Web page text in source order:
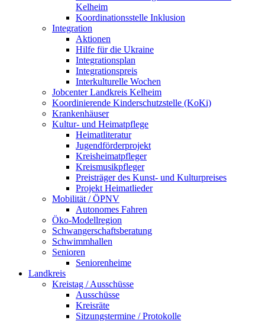
Kelheim
Koordinationsstelle Inklusion
Integration
Aktionen
Hilfe für die Ukraine
Integrationsplan
Integrationspreis
Interkulturelle Wochen
Jobcenter Landkreis Kelheim
Koordinierende Kinderschutzstelle (KoKi)
Krankenhäuser
Kultur- und Heimatpflege
Heimatliteratur
Jugendförderprojekt
Kreisheimatpfleger
Kreismusikpfleger
Preisträger des Kunst- und Kulturpreises
Projekt Heimatlieder
Mobilität / ÖPNV
Autonomes Fahren
Öko-Modellregion
Schwangerschaftsberatung
Schwimmhallen
Senioren
Seniorenheime
Landkreis
Kreistag / Ausschüsse
Ausschüsse
Kreisräte
Sitzungstermine / Protokolle